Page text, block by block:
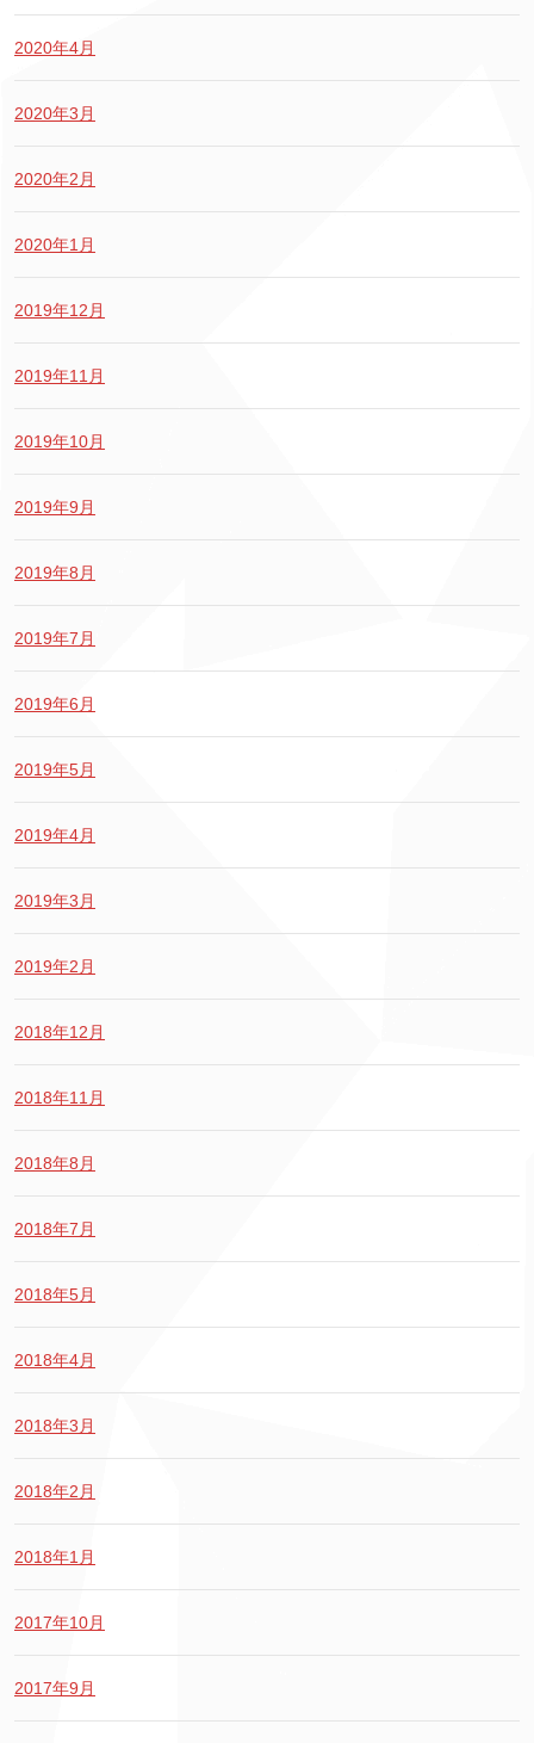
2020年4月
2020年3月
2020年2月
2020年1月
2019年12月
2019年11月
2019年10月
2019年9月
2019年8月
2019年7月
2019年6月
2019年5月
2019年4月
2019年3月
2019年2月
2018年12月
2018年11月
2018年8月
2018年7月
2018年5月
2018年4月
2018年3月
2018年2月
2018年1月
2017年10月
2017年9月